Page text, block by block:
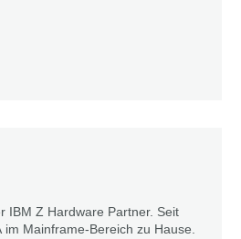
IBM Z Hardware Partner. Seit
Mainframe-Bereich zu Hause.